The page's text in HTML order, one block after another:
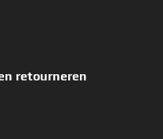
retourneren